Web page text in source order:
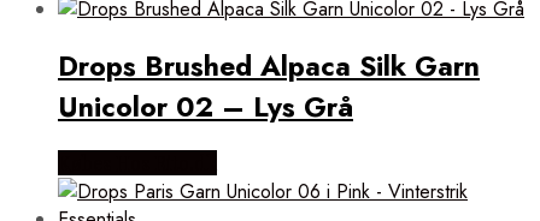
Drops Brushed Alpaca Silk Garn
Unicolor 02 – Lys Grå